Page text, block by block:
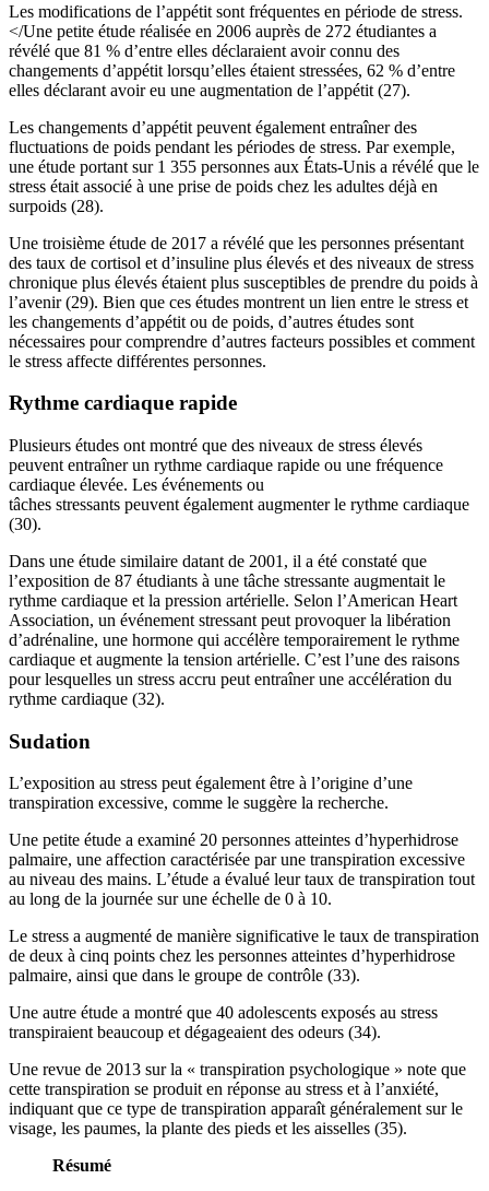
Les modifications de l’appétit sont fréquentes en période de stress.
</Une petite étude réalisée en 2006 auprès de 272 étudiantes a
révélé que 81 % d’entre elles déclaraient avoir connu des
changements d’appétit lorsqu’elles étaient stressées, 62 % d’entre
elles déclarant avoir eu une augmentation de l’appétit (27).
Les changements d’appétit peuvent également entraîner des
fluctuations de poids pendant les périodes de stress. Par exemple,
une étude portant sur 1 355 personnes aux États-Unis a révélé que le
stress était associé à une prise de poids chez les adultes déjà en
surpoids (28).
Une troisième étude de 2017 a révélé que les personnes présentant
des taux de cortisol et d’insuline plus élevés et des niveaux de stress
chronique plus élevés étaient plus susceptibles de prendre du poids à
l’avenir (29). Bien que ces études montrent un lien entre le stress et
les changements d’appétit ou de poids, d’autres études sont
nécessaires pour comprendre d’autres facteurs possibles et comment
le stress affecte différentes personnes.
Rythme cardiaque rapide
Plusieurs études ont montré que des niveaux de stress élevés
peuvent entraîner un rythme cardiaque rapide ou une fréquence
cardiaque élevée. Les événements ou
tâches stressants peuvent également augmenter le rythme cardiaque
(30).
Dans une étude similaire datant de 2001, il a été constaté que
l’exposition de 87 étudiants à une tâche stressante augmentait le
rythme cardiaque et la pression artérielle. Selon l’American Heart
Association, un événement stressant peut provoquer la libération
d’adrénaline, une hormone qui accélère temporairement le rythme
cardiaque et augmente la tension artérielle. C’est l’une des raisons
pour lesquelles un stress accru peut entraîner une accélération du
rythme cardiaque (32).
Sudation
L’exposition au stress peut également être à l’origine d’une
transpiration excessive, comme le suggère la recherche.
Une petite étude a examiné 20 personnes atteintes d’hyperhidrose
palmaire, une affection caractérisée par une transpiration excessive
au niveau des mains. L’étude a évalué leur taux de transpiration tout
au long de la journée sur une échelle de 0 à 10.
Le stress a augmenté de manière significative le taux de transpiration
de deux à cinq points chez les personnes atteintes d’hyperhidrose
palmaire, ainsi que dans le groupe de contrôle (33).
Une autre étude a montré que 40 adolescents exposés au stress
transpiraient beaucoup et dégageaient des odeurs (34).
Une revue de 2013 sur la « transpiration psychologique » note que
cette transpiration se produit en réponse au stress et à l’anxiété,
indiquant que ce type de transpiration apparaît généralement sur le
visage, les paumes, la plante des pieds et les aisselles (35).
Résumé